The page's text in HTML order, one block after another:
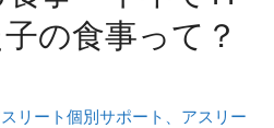
の食事って？
リート個別サポート 、 アスリー